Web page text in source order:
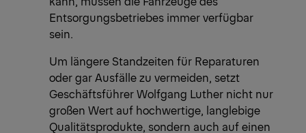
Entsorgungsbetriebes immer verfügbar
sein.
Um längere Standzeiten für Reparaturen
oder gar Ausfälle zu vermeiden, setzt
Geschäftsführer Wolfgang Luther nicht nur
großen Wert auf hochwertige, langlebige
Qualitätsprodukte, sondern auch auf einen